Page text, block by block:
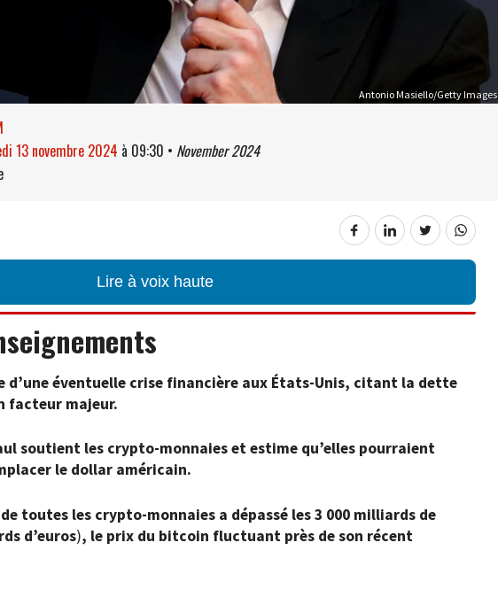
Antonio Masiello/Getty Images
13 novembre 2024 à 09:30 • November 2024
Lire à voix haute
d’une éventuelle crise financière aux États-Unis, citant la dette
facteur majeur.
soutient les crypto-monnaies et estime qu’elles pourraient
le dollar américain.
toutes les crypto-monnaies a dépassé les 3 000 milliards de
d’euros), le prix du bitcoin fluctuant près de son récent